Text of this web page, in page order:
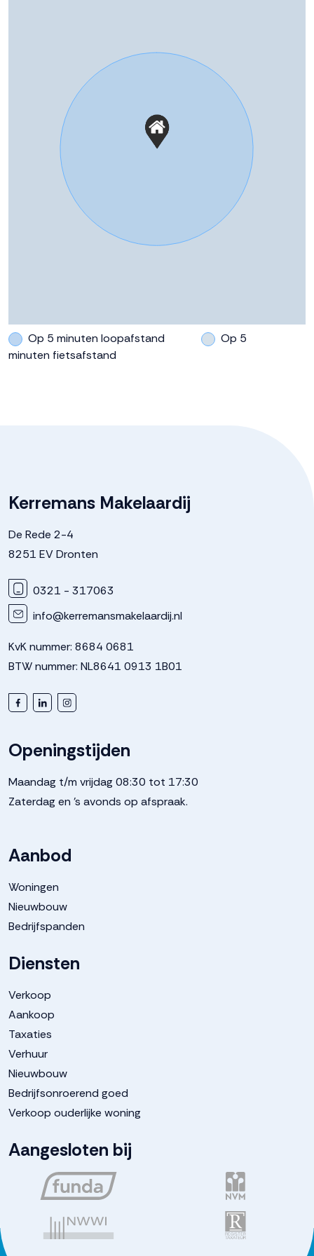
Op 5 minuten loopafstand
Op 5
minuten fietsafstand
Kerremans Makelaardij
De Rede 2-4
8251 EV Dronten
0321 - 317063
info@kerremansmakelaardij.nl
KvK nummer: 8684 0681
BTW nummer: NL8641 0913 1B01
Openingstijden
Maandag t/m vrijdag 08:30 tot 17:30
Zaterdag en 's avonds op afspraak.
Aanbod
Woningen
Nieuwbouw
Bedrijfspanden
Diensten
Verkoop
Aankoop
Taxaties
Verhuur
Nieuwbouw
Bedrijfsonroerend goed
Verkoop ouderlijke woning
Aangesloten bij